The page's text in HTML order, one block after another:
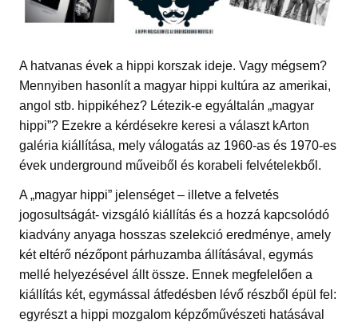
A hatvanas évek a hippi korszak ideje. Vagy mégsem?
Mennyiben hasonlít a magyar hippi kultúra az amerikai,
angol stb. hippikéhez? Létezik-e egyáltalán „magyar
hippi”? Ezekre a kérdésekre keresi a választ kArton
galéria kiállítása, mely válogatás az 1960-as és 1970-es
évek underground műveiből és korabeli felvételekből.
A „magyar hippi” jelenséget – illetve a felvetés
jogosultságát- vizsgáló kiállítás és a hozzá kapcsolódó
kiadvány anyaga hosszas szelekció eredménye, amely
két eltérő nézőpont párhuzamba állításával, egymás
mellé helyezésével állt össze. Ennek megfelelően a
kiállítás két, egymással átfedésben lévő részből épül fel:
egyrészt a hippi mozgalom képzőművészeti hatásával